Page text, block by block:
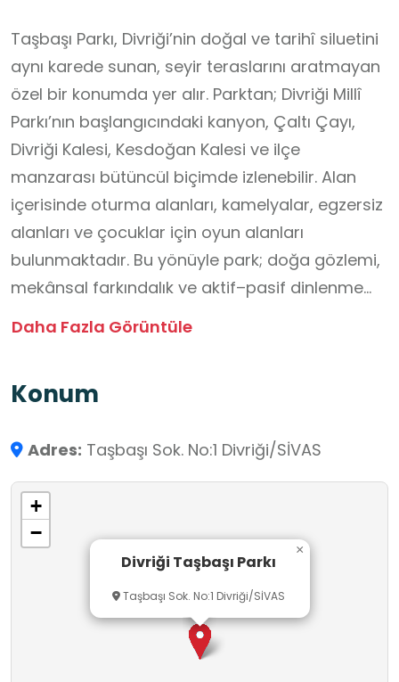
Taşbaşı Parkı, Divriği’nin doğal ve tarihî siluetini
aynı karede sunan, seyir teraslarını aratmayan
özel bir konumda yer alır. Parktan; Divriği Millî
Parkı’nın başlangıcındaki kanyon, Çaltı Çayı,
Divriği Kalesi, Kesdoğan Kalesi ve ilçe
manzarası bütüncül biçimde izlenebilir. Alan
içerisinde oturma alanları, kamelyalar, egzersiz
alanları ve çocuklar için oyun alanları
bulunmaktadır. Bu yönüyle park; doğa gözlemi,
mekânsal farkındalık ve aktif–pasif dinlenme
etkinliklerinin birlikte planlanabildiği bir açık
Daha Fazla Görüntüle
Konum
Adres: Taşbaşı Sok. No:1 Divriği/SİVAS
Divriği Taşbaşı Parkı
Taşbaşı Sok. No:1 Divriği/SİVAS
×
+
−